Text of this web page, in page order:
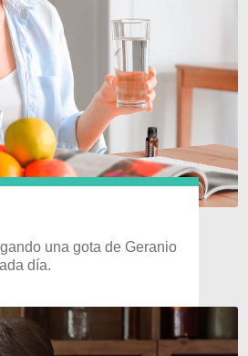
una gota de Geranio
día.